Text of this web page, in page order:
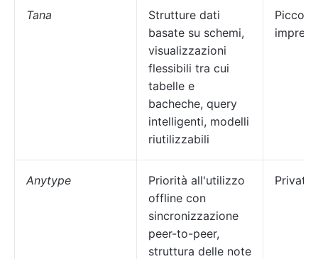
Tana
Strutture dati
basate su schemi,
visualizzazioni
flessibili tra cui
tabelle e
bacheche, query
intelligenti, modelli
riutilizzabili
Piccole
imprese
Anytype
Priorità all'utilizzo
offline con
sincronizzazione
peer-to-peer,
struttura delle note
Privati